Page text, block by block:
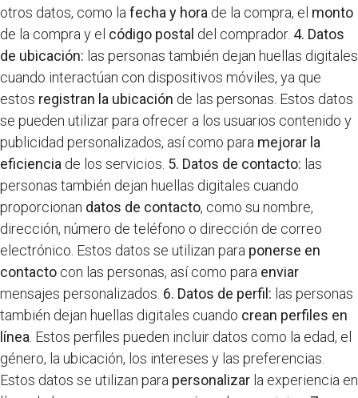
otros datos, como la fecha y hora de la compra, el monto
de la compra y el código postal del comprador. 4. Datos
de ubicación: las personas también dejan huellas digitales
cuando interactúan con dispositivos móviles, ya que
estos registran la ubicación de las personas. Estos datos
se pueden utilizar para ofrecer a los usuarios contenido y
publicidad personalizados, así como para mejorar la
eficiencia de los servicios. 5. Datos de contacto: las
personas también dejan huellas digitales cuando
proporcionan datos de contacto, como su nombre,
dirección, número de teléfono o dirección de correo
electrónico. Estos datos se utilizan para ponerse en
contacto con las personas, así como para enviar
mensajes personalizados. 6. Datos de perfil: las personas
también dejan huellas digitales cuando crean perfiles en
línea . Estos perfiles pueden incluir datos como la edad, el
género, la ubicación, los intereses y las preferencias.
Estos datos se utilizan para personalizar la experiencia en